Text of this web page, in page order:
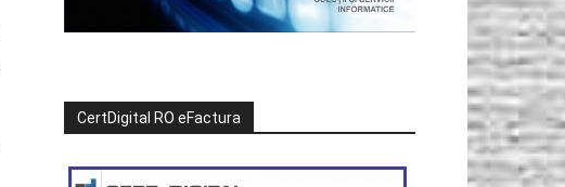
CertDigital RO eFactura